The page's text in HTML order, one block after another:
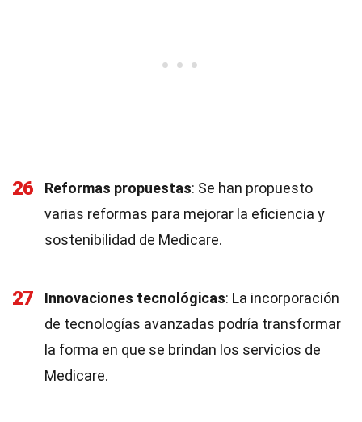
26 Reformas propuestas: Se han propuesto
varias reformas para mejorar la eficiencia y
sostenibilidad de Medicare.
27 Innovaciones tecnológicas: La incorporación
de tecnologías avanzadas podría transformar
la forma en que se brindan los servicios de
Medicare.